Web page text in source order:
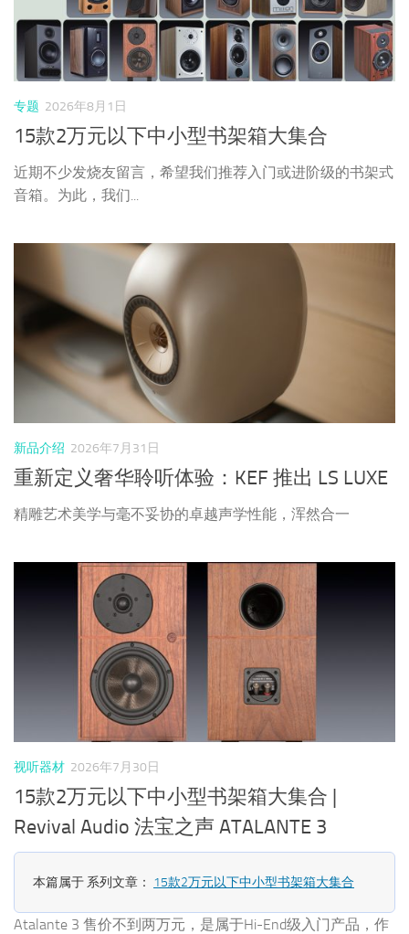
专题 2026年8月1日
15款2万元以下中小型书架箱大集合
近期不少发烧友留言，希望我们推荐入门或进阶级的书架式
音箱。为此，我们...
新品介绍 2026年7月31日
重新定义奢华聆听体验：KEF 推出 LS LUXE
精雕艺术美学与毫不妥协的卓越声学性能，浑然合一
视听器材 2026年7月30日
15款2万元以下中小型书架箱大集合 |
Revival Audio 法宝之声 ATALANTE 3
本篇属于 系列文章： 15款2万元以下中小型书架箱大集合
Atalante 3 售价不到两万元，是属于Hi-End级入门产品，作